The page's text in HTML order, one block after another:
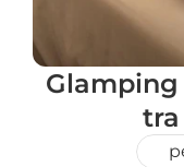
Glamping